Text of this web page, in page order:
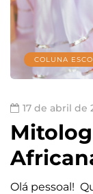
COLUNA
17 de abril de
Olá pessoal!